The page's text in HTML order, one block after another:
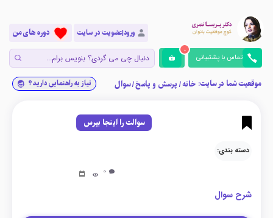
ورود|عضویت در سایت دوره های من
تماس با پشتیبانی
0
موقعیت شما در سایت: خانه/پرسش و پاسخ/سوال نیاز به راهنمایی دارید؟
سوالت را اینجا بپرس
دسته بندی:
0
شرح سوال